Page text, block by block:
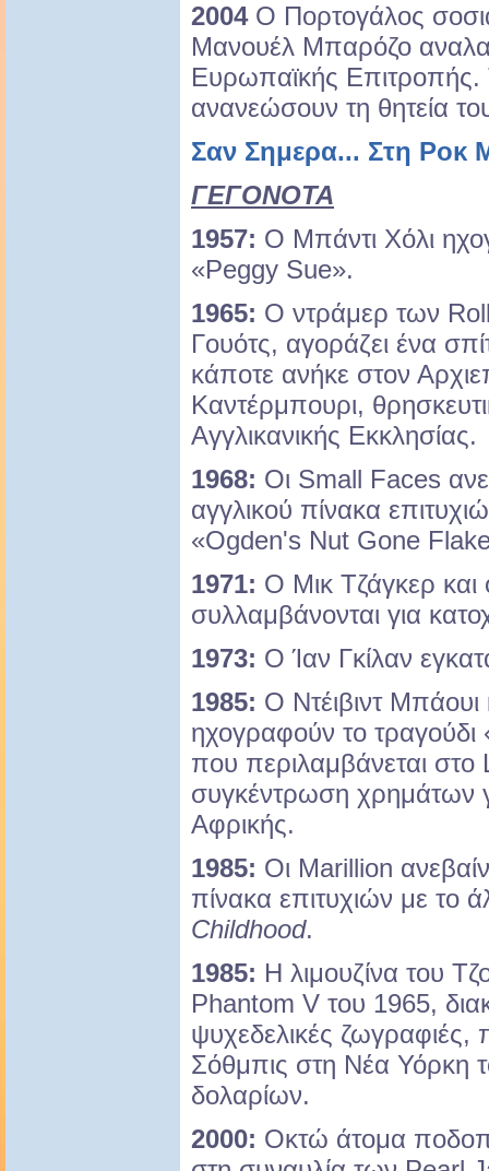
2004 Ο Πορτογάλος
Μανουέλ Μπαρόζο
Ευρωπαϊκής Επιτροπής.
ανανεώσουν τη θητεία
Σαν Σημερα... Στη Ροκ
ΓΕΓΟΝΟΤΑ
1957: Ο Μπάντι Χόλι
«Peggy Sue».
1965: Ο ντράμερ των
Γουότς, αγοράζει ένα
κάποτε ανήκε στον
Καντέρμπουρι,
Αγγλικανικής Εκκλησίας.
1968: Οι Small Faces
αγγλικού πίνακα
«Ogden's Nut Gone
1971: Ο Μικ Τζάγκερ και
συλλαμβάνονται για
1973: Ο Ίαν Γκίλαν
1985: Ο Ντέιβιντ
ηχογραφούν το
που περιλαμβάνεται
συγκέντρωση χρημάτων
Αφρικής.
1985: Οι Marillion
πίνακα επιτυχιών με το
Childhood.
1985: Η λιμουζίνα του
Phantom V του 1965,
ψυχεδελικές ζωγραφιές,
Σόθμπις στη Νέα Υόρκη
δολαρίων.
2000: Οκτώ άτομα